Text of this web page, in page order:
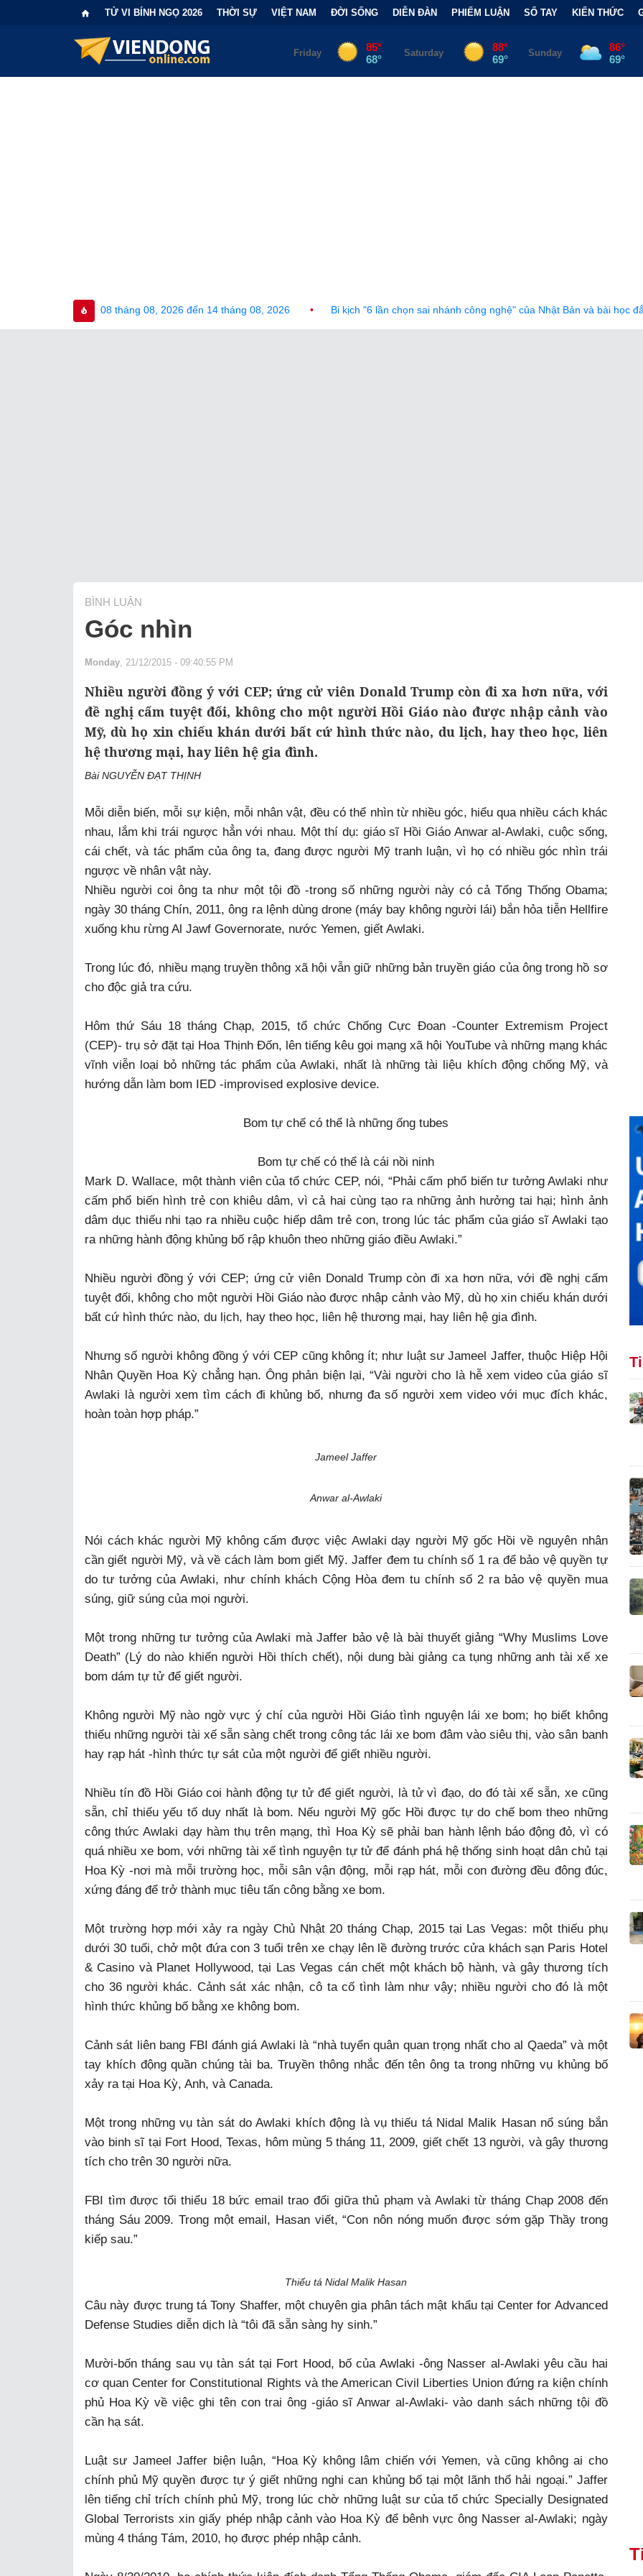
TỬ VI BÍNH NGỌ 2026 THỜI SỰ VIỆT NAM ĐỜI SỐNG DIỄN ĐÀN PHIẾM LUẬN SỔ TAY KIẾN THỨC
08 tháng 08, 2026 đến 14 tháng 08, 2026 • Bi kịch "6 lần chọn sai nhánh công nghệ" của Nhật Bản và bài học đắt giá • Bẫy
BÌNH LUẬN
Góc nhìn
Monday , 21/12/2015 - 09:40:55 PM
Nhiều người đồng ý với CEP; ứng cử viên Donald Trump còn đi xa hơn nữa, với
đề nghị cấm tuyệt đối, không cho một người Hồi Giáo nào được nhập cảnh vào
Mỹ, dù họ xin chiếu khán dưới bất cứ hình thức nào, du lịch, hay theo học, liên
hệ thương mại, hay liên hệ gia đình.
Bài NGUYỄN ĐẠT THỊNH
Mỗi diễn biến, mỗi sự kiện, mỗi nhân vật, đều có thể nhìn từ nhiều góc, hiểu qua nhiều cách khác
nhau, lắm khi trái ngược hẳn với nhau. Một thí dụ: giáo sĩ Hồi Giáo Anwar al-Awlaki, cuộc sống,
cái chết, và tác phẩm của ông ta, đang được người Mỹ tranh luận, vì họ có nhiều góc nhìn trái
ngược về nhân vật này.
Nhiều người coi ông ta như một tội đồ -trong số những người này có cả Tổng Thống Obama;
ngày 30 tháng Chín, 2011, ông ra lệnh dùng drone (máy bay không người lái) bắn hỏa tiễn Hellfire
xuống khu rừng Al Jawf Governorate, nước Yemen, giết Awlaki.
Trong lúc đó, nhiều mạng truyền thông xã hội vẫn giữ những bản truyền giáo của ông trong hồ sơ
cho độc giả tra cứu.
Hôm thứ Sáu 18 tháng Chạp, 2015, tổ chức Chống Cực Đoan -Counter Extremism Project
(CEP)- trụ sở đặt tại Hoa Thịnh Đốn, lên tiếng kêu gọi mạng xã hội YouTube và những mạng khác
vĩnh viễn loại bỏ những tác phẩm của Awlaki, nhất là những tài liệu khích động chống Mỹ, và
hướng dẫn làm bom IED -improvised explosive device.
Bom tự chế có thể là những ống tubes
Bom tự chế có thể là cái nồi ninh
Mark D. Wallace, một thành viên của tổ chức CEP, nói, “Phải cấm phổ biến tư tưởng Awlaki như
cấm phổ biến hình trẻ con khiêu dâm, vì cả hai cùng tạo ra những ảnh hưởng tai hại; hình ảnh
dâm dục thiếu nhi tạo ra nhiều cuộc hiếp dâm trẻ con, trong lúc tác phẩm của giáo sĩ Awlaki tạo
ra những hành động khủng bố rập khuôn theo những giáo điều Awlaki.”
Nhiều người đồng ý với CEP; ứng cử viên Donald Trump còn đi xa hơn nữa, với đề nghị cấm
tuyệt đối, không cho một người Hồi Giáo nào được nhập cảnh vào Mỹ, dù họ xin chiếu khán dưới
bất cứ hình thức nào, du lịch, hay theo học, liên hệ thương mại, hay liên hệ gia đình.
Nhưng số người không đồng ý với CEP cũng không ít; như luật sư Jameel Jaffer, thuộc Hiệp Hội
Nhân Quyền Hoa Kỳ chẳng hạn. Ông phản biện lại, “Vài người cho là hễ xem video của giáo sĩ
Awlaki là người xem tìm cách đi khủng bố, nhưng đa số người xem video với mục đích khác,
hoàn toàn hợp pháp.”
Jameel Jaffer
Anwar al-Awlaki
Nói cách khác người Mỹ không cấm được việc Awlaki dạy người Mỹ gốc Hồi về nguyên nhân
cần giết người Mỹ, và về cách làm bom giết Mỹ. Jaffer đem tu chính số 1 ra để bảo vệ quyền tự
do tư tưởng của Awlaki, như chính khách Cộng Hòa đem tu chính số 2 ra bảo vệ quyền mua
súng, giữ súng của mọi người.
Một trong những tư tưởng của Awlaki mà Jaffer bảo vệ là bài thuyết giảng “Why Muslims Love
Death” (Lý do nào khiến người Hồi thích chết), nội dung bài giảng ca tụng những anh tài xế xe
bom dám tự tử để giết người.
Không người Mỹ nào ngờ vực ý chí của người Hồi Giáo tình nguyện lái xe bom; họ biết không
thiếu những người tài xế sẵn sàng chết trong công tác lái xe bom đâm vào siêu thị, vào sân banh
hay rạp hát -hình thức tự sát của một người để giết nhiều người.
Nhiều tín đồ Hồi Giáo coi hành động tự tử để giết người, là tử vì đạo, do đó tài xế sẵn, xe cũng
sẵn, chỉ thiếu yếu tố duy nhất là bom. Nếu người Mỹ gốc Hồi được tự do chế bom theo những
công thức Awlaki dạy hàm thụ trên mạng, thì Hoa Kỳ sẽ phải ban hành lệnh báo động đỏ, vì có
quá nhiều xe bom, với những tài xế tình nguyện tự tử để đánh phá hệ thống sinh hoạt dân chủ tại
Hoa Kỳ -nơi mà mỗi trường học, mỗi sân vận động, mỗi rạp hát, mỗi con đường đều đông đúc,
xứng đáng để trở thành mục tiêu tấn công bằng xe bom.
Một trường hợp mới xảy ra ngày Chủ Nhật 20 tháng Chạp, 2015 tại Las Vegas: một thiếu phụ
dưới 30 tuổi, chở một đứa con 3 tuổi trên xe chạy lên lề đường trước cửa khách sạn Paris Hotel
& Casino và Planet Hollywood, tại Las Vegas cán chết một khách bộ hành, và gây thương tích
cho 36 người khác. Cảnh sát xác nhận, cô ta cố tình làm như vậy; nhiều người cho đó là một
hình thức khủng bố bằng xe không bom.
Cảnh sát liên bang FBI đánh giá Awlaki là “nhà tuyển quân quan trọng nhất cho al Qaeda” và một
tay khích động quần chúng tài ba. Truyền thông nhắc đến tên ông ta trong những vụ khủng bố
xảy ra tại Hoa Kỳ, Anh, và Canada.
Một trong những vụ tàn sát do Awlaki khích động là vụ thiếu tá Nidal Malik Hasan nổ súng bắn
vào binh sĩ tại Fort Hood, Texas, hôm mùng 5 tháng 11, 2009, giết chết 13 người, và gây thương
tích cho trên 30 người nữa.
FBI tìm được tối thiểu 18 bức email trao đổi giữa thủ phạm và Awlaki từ tháng Chạp 2008 đến
tháng Sáu 2009. Trong một email, Hasan viết, “Con nôn nóng muốn được sớm gặp Thầy trong
kiếp sau.”
Thiếu tá Nidal Malik Hasan
Câu này được trung tá Tony Shaffer, một chuyên gia phân tách mật khẩu tại Center for Advanced
Defense Studies diễn dịch là “tôi đã sẵn sàng hy sinh.”
Mười-bốn tháng sau vụ tàn sát tại Fort Hood, bố của Awlaki -ông Nasser al-Awlaki yêu cầu hai
cơ quan Center for Constitutional Rights và the American Civil Liberties Union đứng ra kiện chính
phủ Hoa Kỳ về việc ghi tên con trai ông -giáo sĩ Anwar al-Awlaki- vào danh sách những tội đồ
cần hạ sát.
Luật sư Jameel Jaffer biện luận, “Hoa Kỳ không lâm chiến với Yemen, và cũng không ai cho
chính phủ Mỹ quyền được tự ý giết những nghi can khủng bố tại một lãnh thổ hải ngoại.” Jaffer
lên tiếng chỉ trích chính phủ Mỹ, trong lúc chờ những luật sư của tổ chức Specially Designated
Global Terrorists xin giấy phép nhập cảnh vào Hoa Kỳ để bênh vực ông Nasser al-Awlaki; ngày
mùng 4 tháng Tám, 2010, họ được phép nhập cảnh.